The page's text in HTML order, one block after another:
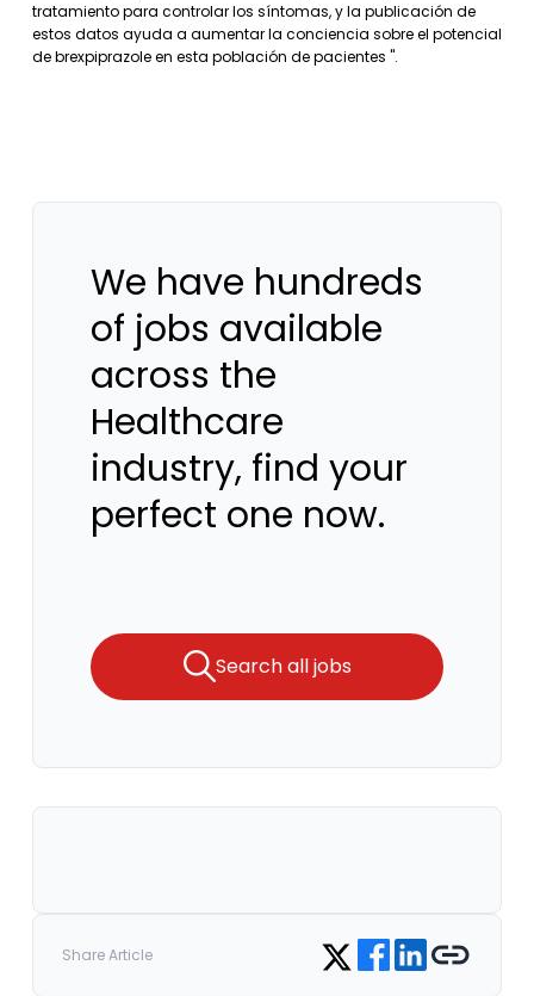
tratamiento para controlar los síntomas, y la publicación de
estos datos ayuda a aumentar la conciencia sobre el potencial
de brexpiprazole en esta población de pacientes ".
We have hundreds
of jobs available
across the
Healthcare
industry, find your
perfect one now.
Search all jobs
Share Article Share on Twitter
Share on Facebook
Share on LinkedIn
Copy link